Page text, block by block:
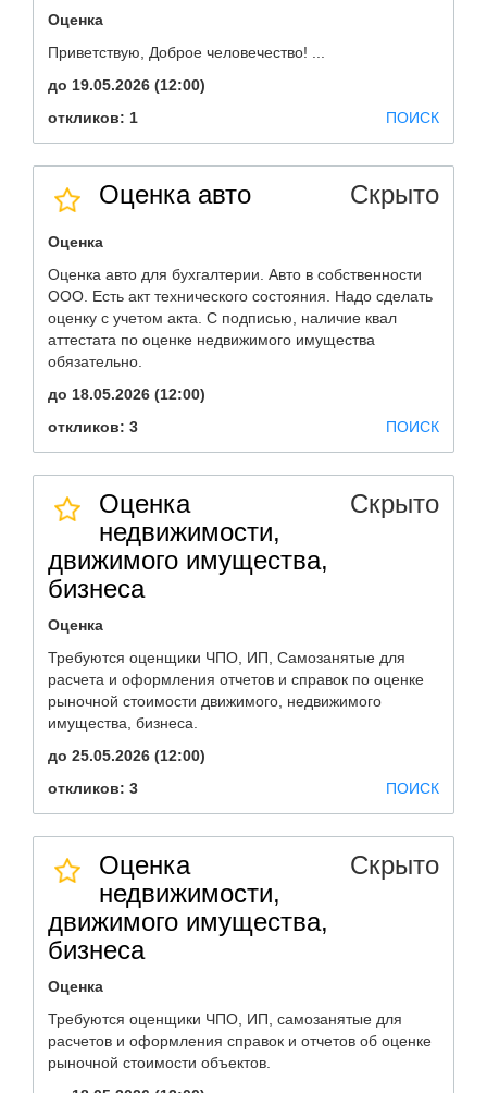
Оценка
Приветствую, Доброе человечество! ...
до 19.05.2026 (12:00)
откликов: 1
ПОИСК
Оценка авто Скрыто
Оценка
Оценка авто для бухгалтерии. Авто в собственности
ООО. Есть акт технического состояния. Надо сделать
оценку с учетом акта. С подписью, наличие квал
аттестата по оценке недвижимого имущества
обязательно.
до 18.05.2026 (12:00)
откликов: 3
ПОИСК
Оценка
недвижимости,
движимого имущества,
бизнеса
Скрыто
Оценка
Требуются оценщики ЧПО, ИП, Самозанятые для
расчета и оформления отчетов и справок по оценке
рыночной стоимости движимого, недвижимого
имущества, бизнеса.
до 25.05.2026 (12:00)
откликов: 3
ПОИСК
Оценка
недвижимости,
движимого имущества,
бизнеса
Скрыто
Оценка
Требуются оценщики ЧПО, ИП, самозанятые для
расчетов и оформления справок и отчетов об оценке
рыночной стоимости объектов.